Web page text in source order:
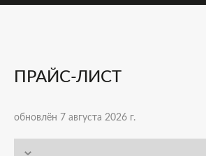
ПРАЙС-ЛИСТ
обновлён 7 августа 2026 г.